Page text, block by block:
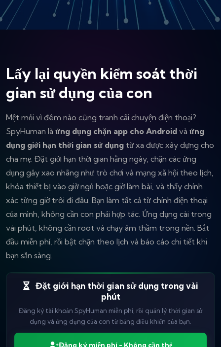
Lấy lại quyền kiểm soát thời
gian sử dụng của con
Mệt mỏi vì đêm nào cũng tranh cãi chuyện điện thoại?
SpyHuman là ứng dụng chặn app cho Android và ứng
dụng giới hạn thời gian sử dụng từ xa được xây dựng cho
cha mẹ. Đặt giới hạn thời gian hằng ngày, chặn các ứng
dụng gây xao nhãng như trò chơi và mạng xã hội theo lịch,
khóa thiết bị vào giờ ngủ hoặc giờ làm bài, và thấy chính
xác từng giờ trôi đi đâu. Bạn làm tất cả từ chính điện thoại
của mình, không cần con phải hợp tác. Ứng dụng cài trong
vài phút, không cần root và chạy âm thầm trong nền. Bắt
đầu miễn phí, rồi bật chặn theo lịch và báo cáo chi tiết khi
bạn sẵn sàng.
Đặt giới hạn thời gian sử dụng trong vài
phút
Đăng ký tài khoản SpyHuman miễn phí, rồi quản lý thời gian sử
dụng và ứng dụng của con từ bảng điều khiển của bạn.
Đăng ký miễn phí - Không cần thẻ